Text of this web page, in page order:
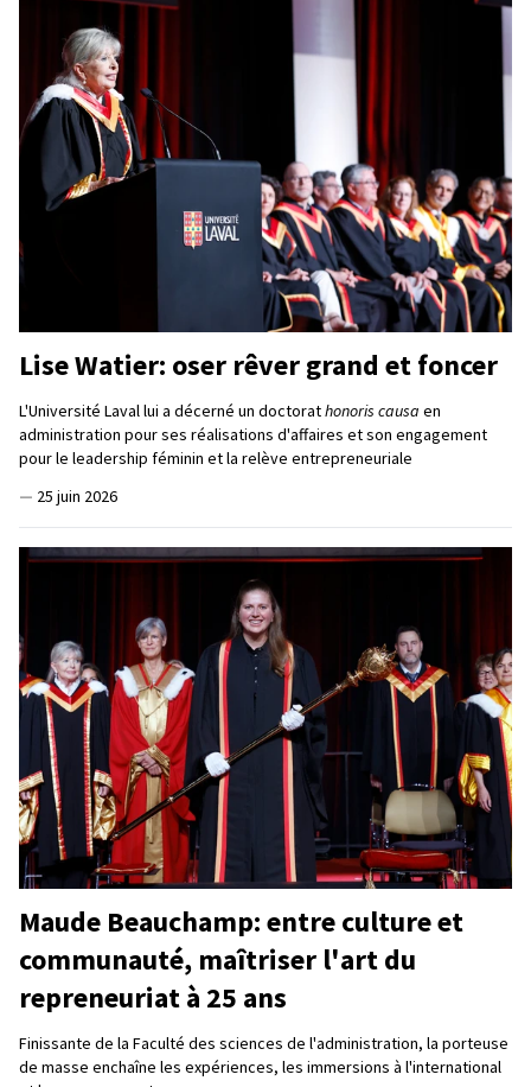
Lise Watier: oser rêver grand et foncer
L'Université Laval lui a décerné un doctorathonoris causa en
administration pour ses réalisations d'affaires et son engagement
pour le leadership féminin et la relève entrepreneuriale
— 25 juin 2026
Maude Beauchamp: entre culture et
communauté, maîtriser l'art du
repreneuriat à 25 ans
Finissante de la Faculté des sciences de l'administration, la porteuse
de masse enchaîne les expériences, les immersions à l'international